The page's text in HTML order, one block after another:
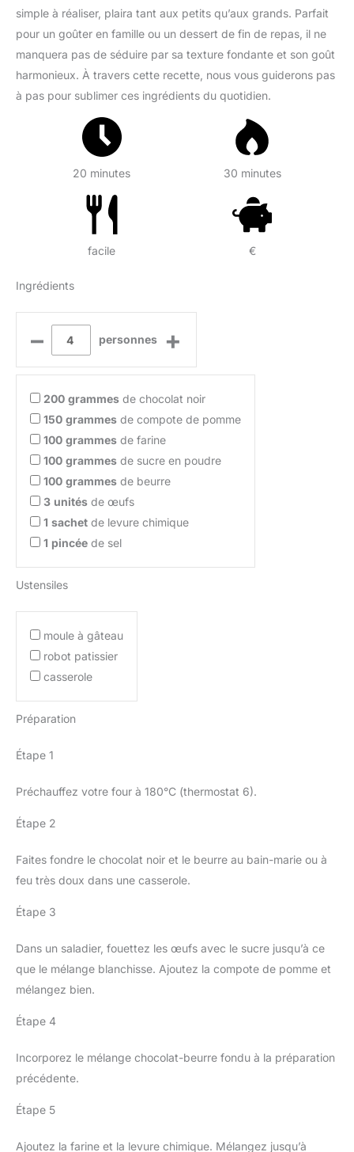
simple à réaliser, plaira tant aux petits qu’aux grands. Parfait
pour un goûter en famille ou un dessert de fin de repas, il ne
manquera pas de séduire par sa texture fondante et son goût
harmonieux. À travers cette recette, nous vous guiderons pas
à pas pour sublimer ces ingrédients du quotidien.
20 minutes 30 minutes
facile €
Ingrédients
– personnes +
200 grammes de chocolat noir
150 grammes de compote de pomme
100 grammes de farine
100 grammes de sucre en poudre
100 grammes de beurre
3 unités de œufs
1 sachet de levure chimique
1 pincée de sel
Ustensiles
moule à gâteau
robot patissier
casserole
Préparation
Étape 1
Préchauffez votre four à 180°C (thermostat 6).
Étape 2
Faites fondre le chocolat noir et le beurre au bain-marie ou à
feu très doux dans une casserole.
Étape 3
Dans un saladier, fouettez les œufs avec le sucre jusqu’à ce
que le mélange blanchisse. Ajoutez la compote de pomme et
mélangez bien.
Étape 4
Incorporez le mélange chocolat-beurre fondu à la préparation
précédente.
Étape 5
Ajoutez la farine et la levure chimique. Mélangez jusqu’à